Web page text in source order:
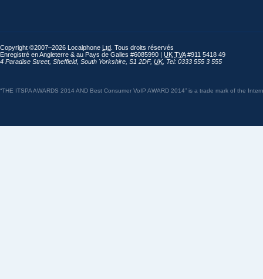
Copyright ©2007–2026 Localphone Ltd . Tous droits réservés
Enregistré en Angleterre & au Pays de Galles #6085990 | UK TVA#911 5418 49
4 Paradise Street, Sheffield, South Yorkshire S1 2DF, UK, Tel: 0333 555 3 555
“THE ITSPA AWARDS 2014 AND Best Consumer VoIP AWARD 2014” is a trade mark of the